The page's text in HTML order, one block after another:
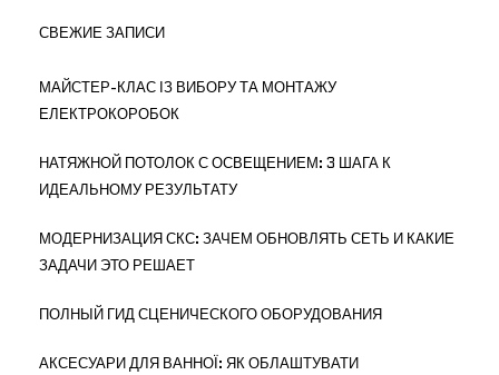
СВЕЖИЕ ЗАПИСИ
МАЙСТЕР-КЛАС ІЗ ВИБОРУ ТА МОНТАЖУ
ЕЛЕКТРОКОРОБОК
НАТЯЖНОЙ ПОТОЛОК С ОСВЕЩЕНИЕМ: 3 ШАГА К
ИДЕАЛЬНОМУ РЕЗУЛЬТАТУ
МОДЕРНИЗАЦИЯ СКС: ЗАЧЕМ ОБНОВЛЯТЬ СЕТЬ И КАКИЕ
ЗАДАЧИ ЭТО РЕШАЕТ
ПОЛНЫЙ ГИД СЦЕНИЧЕСКОГО ОБОРУДОВАНИЯ
АКСЕСУАРИ ДЛЯ ВАННОЇ: ЯК ОБЛАШТУВАТИ